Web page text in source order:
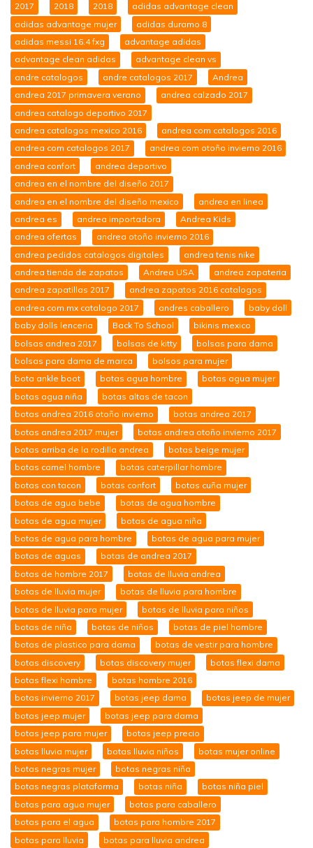
2017 2018 2018
adidas advantage clean
adidas advantage mujer
adidas duramo 8
adidas messi 16.4 fxg
advantage adidas
advantage clean adidas
advantage clean vs
andre catalogos
andre catalogos 2017
Andrea
andrea 2017 primavera verano
andrea calzado 2017
andrea catalogo deportivo 2017
andrea catalogos mexico 2016
andrea com catalogos 2016
andrea com catalogos 2017
andrea com otoño invierno 2016
andrea confort
andrea deportivo
andrea en el nombre del diseño 2017
andrea en el nombre del diseño mexico
andrea en linea
andrea es
andrea importadora
Andrea Kids
andrea ofertas
andrea otoño invierno 2016
andrea pedidos catalogos digitales
andrea tenis nike
andrea tienda de zapatos
Andrea USA
andrea zapateria
andrea zapatillas 2017
andrea zapatos 2016 catalogos
andrea.com.mx catalogo 2017
andres caballero
baby doll
baby dolls lenceria
Back To School
bikinis mexico
bolsas andrea 2017
bolsas de kitty
bolsas para dama
bolsas para dama de marca
bolsos para mujer
bota ankle boot
botas agua hombre
botas agua mujer
botas agua niña
botas altas de tacon
botas andrea 2016 otoño invierno
botas andrea 2017
botas andrea 2017 mujer
botas andrea otoño invierno 2017
botas arriba de la rodilla andrea
botas beige mujer
botas camel hombre
botas caterpillar hombre
botas con tacon
botas confort
botas cuña mujer
botas de agua bebe
botas de agua hombre
botas de agua mujer
botas de agua niña
botas de agua para hombre
botas de agua para mujer
botas de aguas
botas de andrea 2017
botas de hombre 2017
botas de lluvia andrea
botas de lluvia mujer
botas de lluvia para hombre
botas de lluvia para mujer
botas de lluvia para niños
botas de niña
botas de niños
botas de piel hombre
botas de plastico para dama
botas de vestir para hombre
botas discovery
botas discovery mujer
botas flexi dama
botas flexi hombre
botas hombre 2016
botas invierno 2017
botas jeep dama
botas jeep de mujer
botas jeep mujer
botas jeep para dama
botas jeep para mujer
botas jeep precio
botas lluvia mujer
botas lluvia niños
botas mujer online
botas negras mujer
botas negras niña
botas negras plataforma
botas niña
botas niña piel
botas para agua mujer
botas para caballero
botas para el agua
botas para hombre 2017
botas para lluvia
botas para lluvia andrea